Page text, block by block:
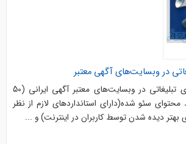
در وبسایت‌های آگهی معتبر
✅انتشار تمام آگهی‌های تبلیغاتی در وبسایت‌های معتبر آگهی ایرانی (50
سئو شده(دارای استانداردهای لازم از نظر
دیده شدن توسط کاربران در اینترنت) و ...